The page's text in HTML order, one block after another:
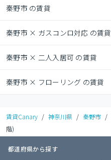
秦野市 の賃貸
秦野市 × ガスコンロ対応 の賃貸
秦野市 × 二人入居可 の賃貸
秦野市 × フローリング の賃貸
賃貸Canary / 神奈川県 / 秦野市 /
階)
都道府県から探す